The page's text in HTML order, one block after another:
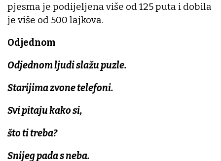
pjesma je podijeljena više od 125 puta i dobila
je više od 500 lajkova.
Odjednom
Odjednom ljudi slažu puzle.
Starijima zvone telefoni.
Svi pitaju kako si,
što ti treba?
Snijeg pada s neba.